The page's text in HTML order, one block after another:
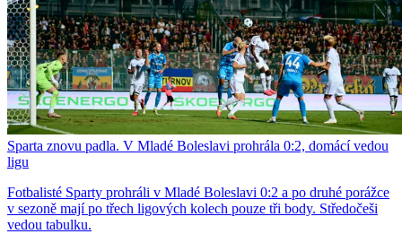
Sparta znovu padla. V Mladé Boleslavi prohrála 0:2, domácí vedou
ligu
Fotbalisté Sparty prohráli v Mladé Boleslavi 0:2 a po druhé porážce
v sezoně mají po třech ligových kolech pouze tři body. Středočeši
vedou tabulku.